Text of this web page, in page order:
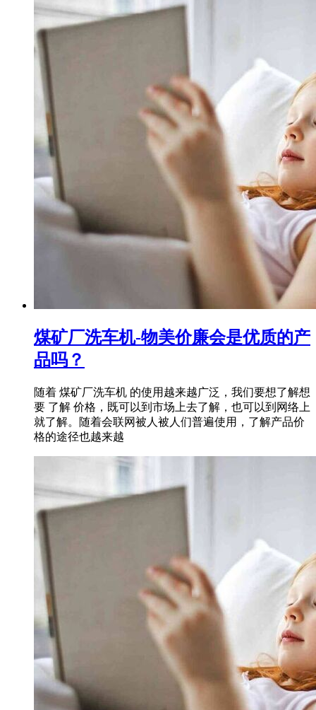
煤矿厂洗车机-物美价廉会是优质的产
品吗？
随着 煤矿厂洗车机 的使用越来越广泛，我们要想了解想
要 了解 价格，既可以到市场上去了解，也可以到网络上
就了解。随着会联网被人被人们普遍使用，了解产品价
格的途径也越来越